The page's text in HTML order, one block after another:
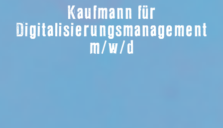
Kaufmann für
Digitalisierungsmanagement
m/w/d